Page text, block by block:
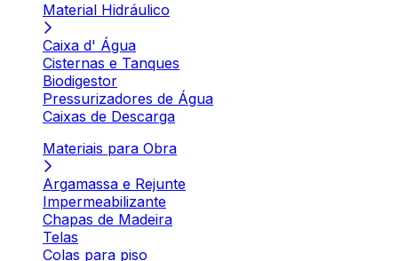
Material Hidráulico
Caixa d' Água
Cisternas e Tanques
Biodigestor
Pressurizadores de Água
Caixas de Descarga
Materiais para Obra
Argamassa e Rejunte
Impermeabilizante
Chapas de Madeira
Telas
Colas para piso